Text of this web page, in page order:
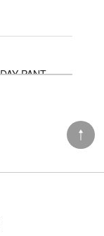
VOIRY ORIGINAL SUNDAY PANTS-C/LINEN COLOR カーキ